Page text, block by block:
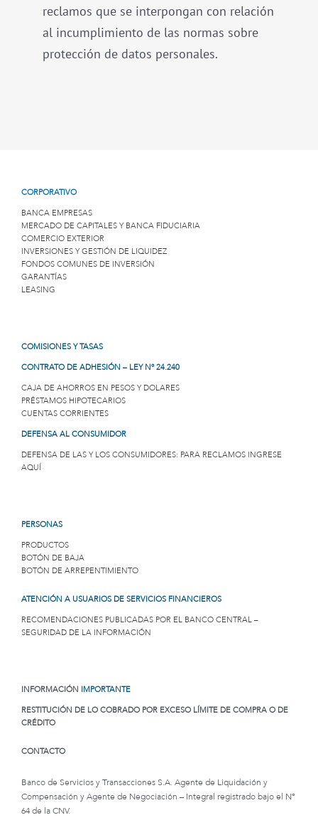
reclamos que se interpongan con relación
al incumplimiento de las normas sobre
protección de datos personales.
CORPORATIVO
BANCA EMPRESAS
MERCADO DE CAPITALES Y BANCA FIDUCIARIA
COMERCIO EXTERIOR
INVERSIONES Y GESTIÓN DE LIQUIDEZ
FONDOS COMUNES DE INVERSIÓN
GARANTÍAS
LEASING
PERSONAS
PRODUCTOS
BOTÓN DE BAJA
BOTÓN DE ARREPENTIMIENTO
ATENCIÓN A USUARIOS DE SERVICIOS FINANCIEROS
RECOMENDACIONES PUBLICADAS POR EL BANCO CENTRAL –
SEGURIDAD DE LA INFORMACIÓN
COMISIONES Y TASAS
CONTRATO DE ADHESIÓN – LEY Nº 24.240
CAJA DE AHORROS EN PESOS Y DOLARES
PRÉSTAMOS HIPOTECARIOS
CUENTAS CORRIENTES
DEFENSA AL CONSUMIDOR
DEFENSA DE LAS Y LOS CONSUMIDORES: PARA RECLAMOS INGRESE
AQUÍ
INFORMACIÓN IMPORTANTE
RESTITUCIÓN DE LO COBRADO POR EXCESO LÍMITE DE COMPRA O DE
CRÉDITO
CONTACTO
Banco de Servicios y Transacciones S.A. Agente de Liquidación y
Compensación y Agente de Negociación – Integral registrado bajo el Nº
64 de la CNV.